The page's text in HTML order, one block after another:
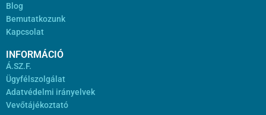
Blog
Bemutatkozunk
Kapcsolat
INFORMÁCIÓ
Á.SZ.F.
Ügyfélszolgálat
Adatvédelmi irányelvek
Vevőtájékoztató